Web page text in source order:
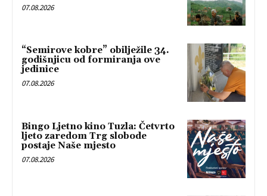
07.08.2026
“Semirove kobre” obilježile 34.
godišnjicu od formiranja ove
jedinice
07.08.2026
Bingo Ljetno kino Tuzla: Četvrto
ljeto zaredom Trg slobode
postaje Naše mjesto
07.08.2026